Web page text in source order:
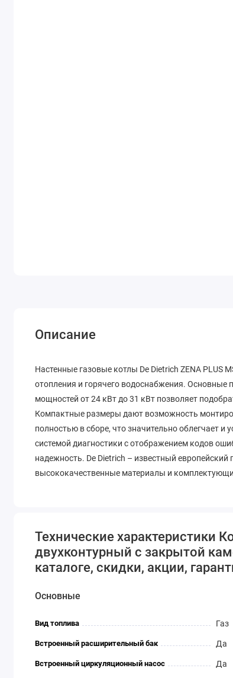
Описание
Настенные газовые котлы De Dietrich ZENA PLUS
отопления и горячего водоснабжения. Основные
мощностей от 24 кВт до 31 кВт позволяет
Компактные размеры дают возможность
полностью в сборе, что значительно облегчает
системой диагностики с отображением кодов
надежность. De Dietrich – известный
высококачественные материалы и
Технические характеристики
двухконтурный с закрытой
каталоге, скидки, акции,
Основные
Вид топлива Газ
Встроенный расширительный бак Да
Встроенный циркуляционный насос Да